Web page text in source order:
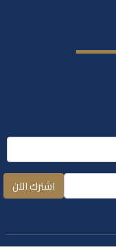
اشترك الآن